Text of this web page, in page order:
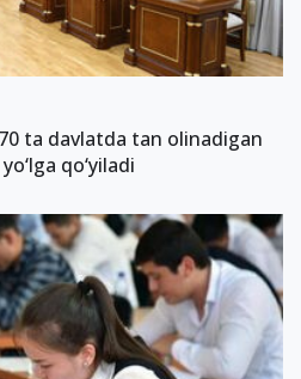
ta davlatda tan olinadigan
qo‘yiladi